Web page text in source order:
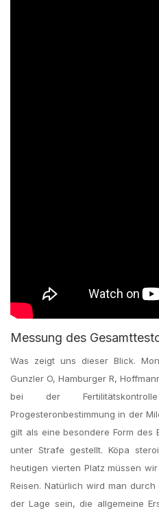
Messung des
Was zeigt uns dieser Blick.
Gunzler O, Hamburger R,
bei der
Progesteronbestimmung in der
gilt als eine besondere Form des
unter Strafe gestellt. Köpa
heutigen vierten Platz müssen
Reisen. Natürlich wird man
der Lage sein, die allgemeine